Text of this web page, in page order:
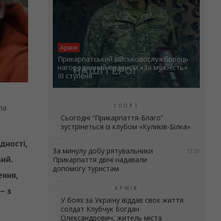
з
Армія
Прикарпатський військовослужбовець
нагороджений орденом «За мужність»
ІІІ ступеня
СПОРТ
Сьогодні “Прикарпаття-Благо”
зустрінеться із клубом «Куликів-Білка»
13:50
За минулу добу рятувальники
Прикарпаття двічі надавали
допомогу туристам
АРМІЯ
У боях за Україну віддав своє життя
солдат Клубчук Богдан
Олександрович, житель міста